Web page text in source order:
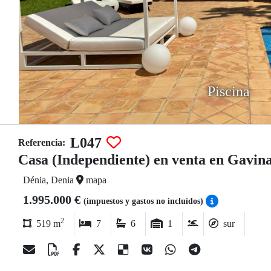
Piscina
Referencia: L047
Casa (Independiente) en venta en
Dénia, Denia mapa
1.995.000 € (impuestos y gastos no incluídos)
519 m2 7 6 1 sur